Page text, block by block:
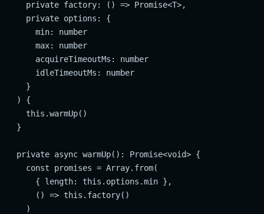
    private factory: () => Promise<T>,
    private options: {
      min: number
      max: number
      acquireTimeoutMs: number
      idleTimeoutMs: number
    }
  ) {
    this.warmUp()
  }
  private async warmUp(): Promise<void> {
    const promises = Array.from(
      { length: this.options.min },
      () => this.factory()
    )